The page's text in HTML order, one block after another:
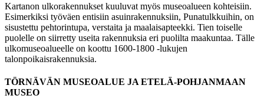
Kartanon ulkorakennukset kuuluvat myös museoalueen kohteisiin.
Esimerkiksi työväen entisiin asuinrakennuksiin, Punatulkkuihin, on
sisustettu pehtorintupa, verstaita ja maalaisapteekki. Tien toiselle
puolelle on siirretty useita rakennuksia eri puolilta maakuntaa. Tälle
ulkomuseoalueelle on koottu 1600-1800 -lukujen
talonpoikaisrakennuksia.
TÖRNÄVÄN MUSEOALUE JA ETELÄ-POHJANMAAN
MUSEO